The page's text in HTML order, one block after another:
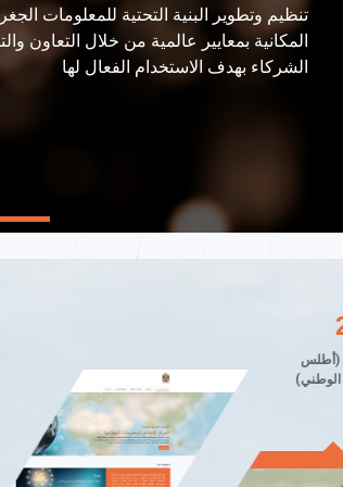
منظومة معلومات جغرافية رائدة على